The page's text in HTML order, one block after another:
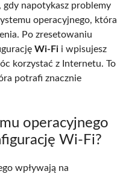
gdy napotykasz problemy
operacyjnego, która
Po zresetowaniu
Wi-Fi i wpisujesz
korzystać z Internetu. To
potrafi znacznie
operacyjnego
Wi-Fi?
wpływają na